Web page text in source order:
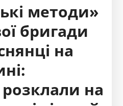
методи»
бригади
на
на